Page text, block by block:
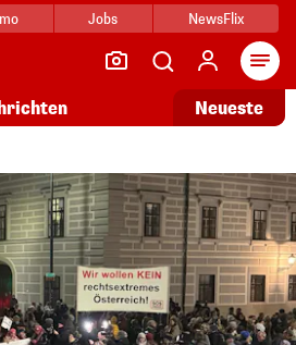
Jobs NewsFlix
Neueste